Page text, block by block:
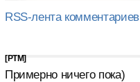
RSS-лента комментариев
[PTM]
Примерно ничего пока)